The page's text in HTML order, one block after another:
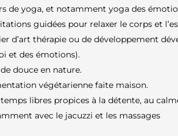
de yoga, et notamment yoga des
guidées pour relaxer le corps et
d’art thérapie ou de développement
et des émotions).
douce en nature.
végétarienne faite maison.
libres propices à la détente, au
avec le jacuzzi et les massages